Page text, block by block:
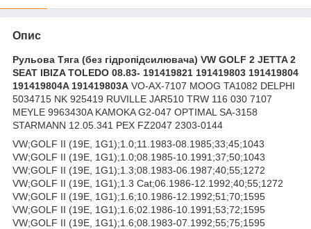
Опис
Рульова Тяга (без гідропідсилювача) VW GOLF 2 JETTA 2
SEAT IBIZA TOLEDO 08.83- 191419821 191419803 191419804
191419804A 191419803A VO-AX-7107 MOOG TA1082 DELPHI
5034715 NK 925419 RUVILLE JAR510 TRW 116 030 7107
MEYLE 9963430A KAMOKA G2-047 OPTIMAL SA-3158
STARMANN 12.05.341 PEX FZ2047 2303-0144
VW;GOLF II (19E, 1G1);1.0;11.1983-08.1985;33;45;1043
VW;GOLF II (19E, 1G1);1.0;08.1985-10.1991;37;50;1043
VW;GOLF II (19E, 1G1);1.3;08.1983-06.1987;40;55;1272
VW;GOLF II (19E, 1G1);1.3 Cat;06.1986-12.1992;40;55;1272
VW;GOLF II (19E, 1G1);1.6;10.1986-12.1992;51;70;1595
VW;GOLF II (19E, 1G1);1.6;02.1986-10.1991;53;72;1595
VW;GOLF II (19E, 1G1);1.6;08.1983-07.1992;55;75;1595